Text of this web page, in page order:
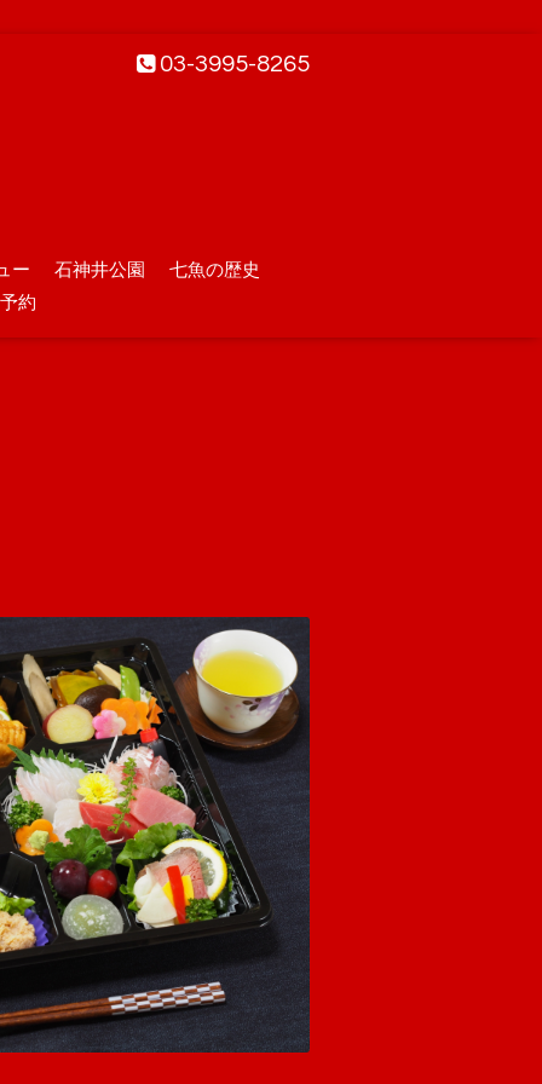
03-3995-8265
ー 石神井公園
七魚の歴史
予約